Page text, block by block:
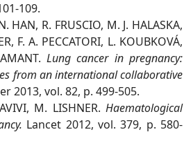
109.
HAN, R. FRUSCIO, M. J. HALASKA,
F. A. PECCATORI, L. KOUBKOVÁ,
Lung cancer in pregnancy:
from an international collaborative
2013, vol. 82, p. 499-505.
M. LISHNER. Haematological
Lancet 2012, vol. 379, p. 580-